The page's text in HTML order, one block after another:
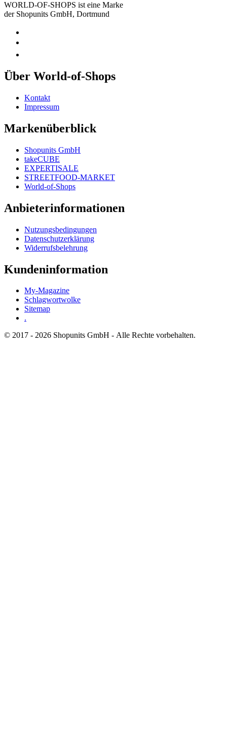
WORLD-OF-SHOPS ist eine Marke
der Shopunits GmbH, Dortmund
Über World-of-Shops
Kontakt
Impressum
Markenüberblick
Shopunits GmbH
takeCUBE
EXPERTISALE
STREETFOOD-MARKET
World-of-Shops
Anbieterinformationen
Nutzungsbedingungen
Datenschutzerklärung
Widerrufsbelehrung
Kundeninformation
My-Magazine
Schlagwortwolke
Sitemap
.
© 2017 - 2026 Shopunits GmbH - Alle Rechte vorbehalten.